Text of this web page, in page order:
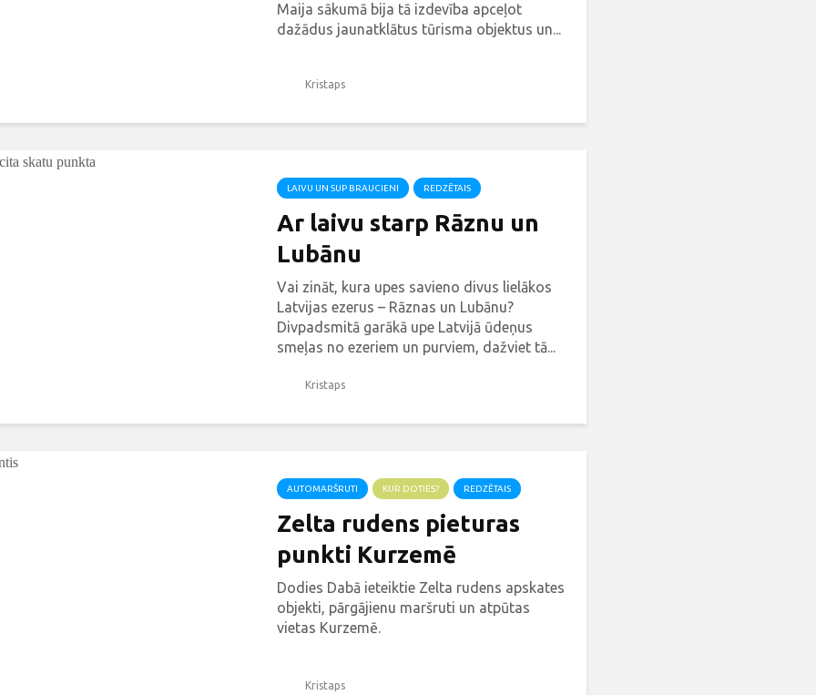
Maija sākumā bija tā izdevība apceļot
dažādus jaunatklātus tūrisma objektus un...
Kristaps
LAIVU UN SUP BRAUCIENI REDZĒTAIS
Ar laivu starp Rāznu un
Lubānu
Vai zināt, kura upes savieno divus lielākos
Latvijas ezerus – Rāznas un Lubānu?
Divpadsmitā garākā upe Latvijā ūdeņus
smeļas no ezeriem un purviem, dažviet tā...
Kristaps
AUTOMARŠRUTI KUR DOTIES? REDZĒTAIS
Zelta rudens pieturas
punkti Kurzemē
Dodies Dabā ieteiktie Zelta rudens apskates
objekti, pārgājienu maršruti un atpūtas
vietas Kurzemē.
Kristaps